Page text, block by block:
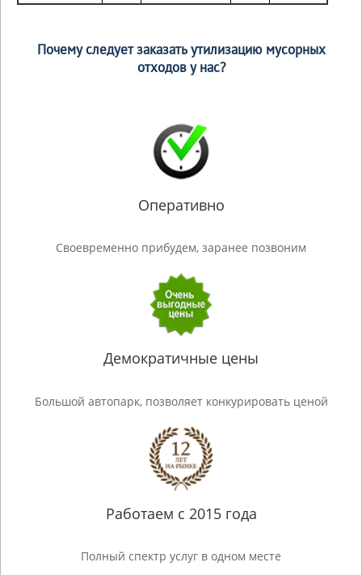
Почему следует заказать утилизацию мусорных
отходов у нас?
Оперативно
Своевременно прибудем, заранее позвоним
Демократичные цены
Большой автопарк, позволяет конкурировать ценой
Работаем с 2015 года
Полный спектр услуг в одном месте